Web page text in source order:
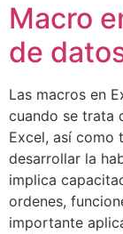
Macro
de
Las macros en
cuando se trata
Excel, así como
desarrollar la
implica
ordenes,
importante